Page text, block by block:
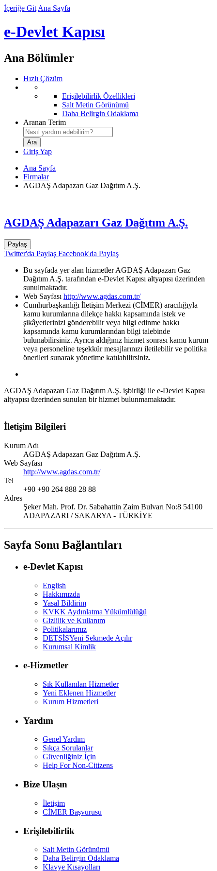
İçeriğe Git Ana Sayfa
e-Devlet Kapısı
Ana Bölümler
Hızlı Çözüm
Erişilebilirlik Özellikleri
Salt Metin Görünümü
Daha Belirgin Odaklama
Aranan Terim
Giriş Yap
Ana Sayfa
Firmalar
AGDAŞ Adapazarı Gaz Dağıtım A.Ş.
AGDAŞ Adapazarı Gaz Dağıtım A.Ş.
Paylaş
Twitter'da Paylaş Facebook'da Paylaş
Bu sayfada yer alan hizmetler AGDAŞ Adapazarı Gaz
Dağıtım A.Ş. tarafından e-Devlet Kapısı altyapısı üzerinden
sunulmaktadır.
Web Sayfası http://www.agdas.com.tr/
Cumhurbaşkanlığı İletişim Merkezi (CİMER) aracılığıyla
kamu kurumlarına dilekçe hakkı kapsamında istek ve
şikâyetlerinizi gönderebilir veya bilgi edinme hakkı
kapsamında kamu kurumlarından bilgi talebinde
bulunabilirsiniz. Ayrıca aldığınız hizmet sonrası kamu kurum
veya personeline teşekkür mesajlarınızı iletilebilir ve politika
önerileri sunarak yönetime katılabilirsiniz.
AGDAŞ Adapazarı Gaz Dağıtım A.Ş. işbirliği ile e-Devlet Kapısı
altyapısı üzerinden sunulan bir hizmet bulunmamaktadır.
İletişim Bilgileri
Kurum Adı
AGDAŞ Adapazarı Gaz Dağıtım A.Ş.
Web Sayfası
http://www.agdas.com.tr/
Tel
+90 +90 264 888 28 88
Adres
Şeker Mah. Prof. Dr. Sabahattin Zaim Bulvarı No:8 54100
ADAPAZARI / SAKARYA - TÜRKİYE
Sayfa Sonu Bağlantıları
e-Devlet Kapısı
English
Hakkımızda
Yasal Bildirim
KVKK Aydınlatma Yükümlülüğü
Gizlilik ve Kullanım
Politikalarımız
DETSİSYeni Sekmede Açılır
Kurumsal Kimlik
e-Hizmetler
Sık Kullanılan Hizmetler
Yeni Eklenen Hizmetler
Kurum Hizmetleri
Yardım
Genel Yardım
Sıkça Sorulanlar
Güvenliğiniz İçin
Help For Non-Citizens
Bize Ulaşın
İletişim
CİMER Başvurusu
Erişilebilirlik
Salt Metin Görünümü
Daha Belirgin Odaklama
Klavye Kısayolları